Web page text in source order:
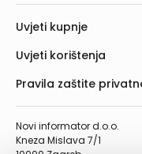
Novi informator d.o.o.
Kneza Mislava 7/1
Uvjeti kupnje
Uvjeti korištenja
Pravila zaštite